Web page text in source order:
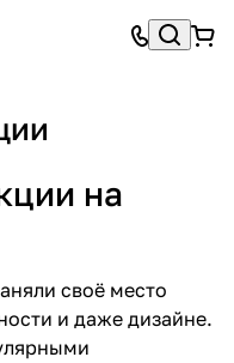
на
своё место
и даже дизайне.